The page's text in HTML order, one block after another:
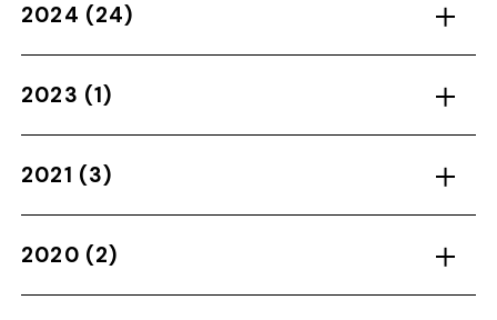
2024 (24)
2023 (1)
2021 (3)
2020 (2)